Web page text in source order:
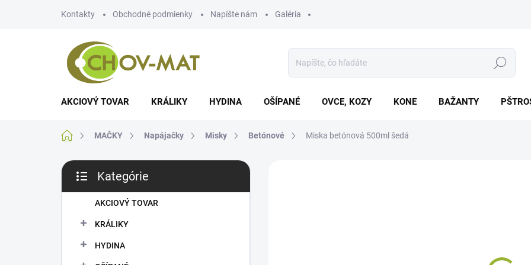
Kontakty Obchodné podmienky Napíšte nám Galéria
Hľadať
AKCIOVÝ TOVAR KRÁLIKY HYDINA OŠÍPANÉ OVCE, KOZY KONE BAŽANTY
DomovMAČKY Napájačky Misky Betónové Miska betónová 500ml šedá
B
č
kategórie
Kategórie
AKCIOVÝ TOVAR
KRÁLIKY
HYDINA